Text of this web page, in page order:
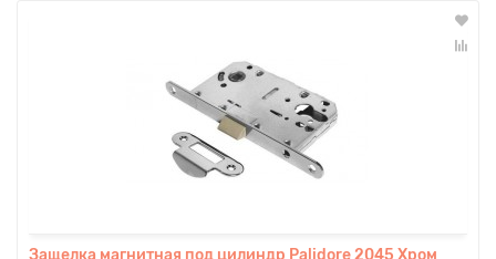
Защелка магнитная под цилиндр Palidore 2045 Хром